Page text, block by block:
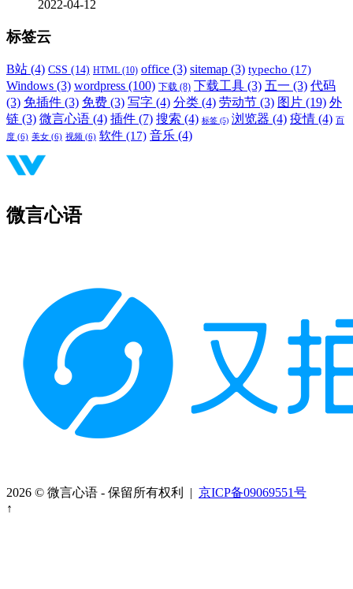
2022-04-12
标签云
B站 (4) CSS (14) HTML (10) office (3) sitemap (3) typecho (17)
Windows (3) wordpress (100) 下载 (8) 下载工具 (3) 五一 (3) 代码
(3) 免插件 (3) 免费 (3) 写字 (4) 分类 (4) 劳动节 (3) 图片 (19) 外
链 (3) 微言心语 (4) 插件 (7) 搜索 (4) 标签 (5) 浏览器 (4) 疫情 (4) 百
度 (6) 美女 (6) 视频 (6) 软件 (17) 音乐 (4)
微言心语
2026 © 微言心语 - 保留所有权利 | 京ICP备09069551号
↑